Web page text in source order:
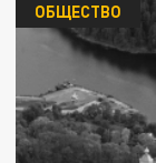
ОБЩЕСТВО